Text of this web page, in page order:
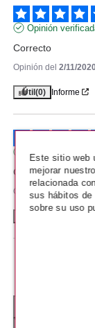
Opinión
Correcto
Opinión del 2/11/
Útil(0) Informe
Opinión verificada
Correcto
Opinión del13/9/2020
Este sitio web
mejorar
relacionada
sus hábitos de
sobre su uso